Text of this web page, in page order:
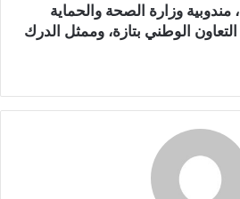
مندوبية وزارة الصحة والحماية
التعاون الوطني بتازة، وممثل الدرك